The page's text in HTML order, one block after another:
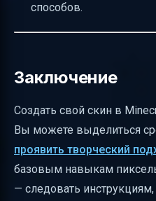
способов.
Заключение
Создать свой скин в
Вы можете выделиться
проявить творческий
базовым навыкам
— следовать